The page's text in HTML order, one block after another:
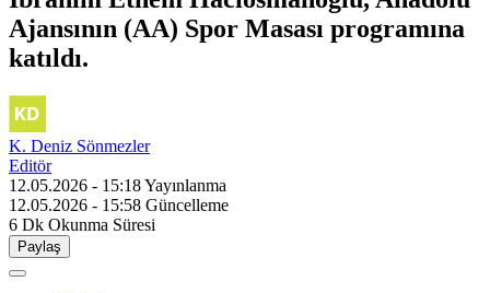
Ajansının (AA) Spor Masası programına
katıldı.
K. Deniz Sönmezler
Editör
12.05.2026 - 15:18Yayınlanma
12.05.2026 - 15:58 Güncelleme
6 Dk Okunma Süresi
Paylaş